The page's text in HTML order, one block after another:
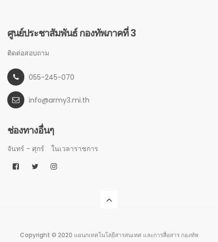
ศูนย์ประชาสัมพันธ์ กองทัพภาคที่ 3
ติดต่อสอบถาม
055-245-070
info@army3.mi.th
ช่องทางอื่นๆ
จันทร์ - ศุกร์ ในเวลาราชการ
Copyright © 2020 แผนกเทคโนโลยีสารสนเทศ และการสื่อสาร กองทัพ